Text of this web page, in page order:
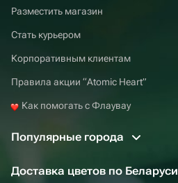
Разместить магазин
Стать курьером
Корпоративным клиентам
Правила акции “Atomic Heart”
Как помогать с Флаувау
Популярные города
Доставка цветов по Беларуси